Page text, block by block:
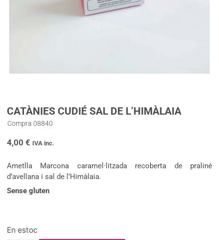
CATÀNIES CUDIÉ SAL DE L’HIMÀLAIA
Compra 08840
4,00 € IVA inc.
Ametlla Marcona caramel·litzada recoberta de praliné
d’avellana i sal de l’Himàlaia.
Sense gluten
En estoc